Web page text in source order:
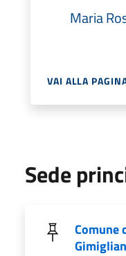
Maria
VAI ALLA
Sede
Comune